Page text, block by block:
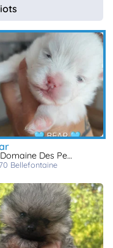
Des Petites Bouilles
bellefontaine